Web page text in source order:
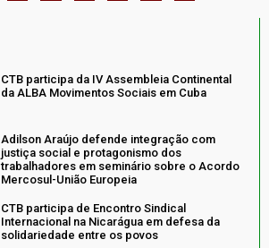
CTB participa da IV Assembleia Continental
da ALBA Movimentos Sociais em Cuba
Adilson Araújo defende integração com
justiça social e protagonismo dos
trabalhadores em seminário sobre o Acordo
Mercosul-União Europeia
CTB participa de Encontro Sindical
Internacional na Nicarágua em defesa da
solidariedade entre os povos